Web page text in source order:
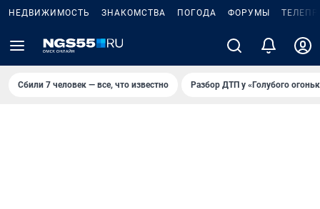
НЕДВИЖИМОСТЬ ЗНАКОМСТВА ПОГОДА ФОРУМЫ
Сбили 7 человек — все, что известно Разбор ДТП у «Голубого